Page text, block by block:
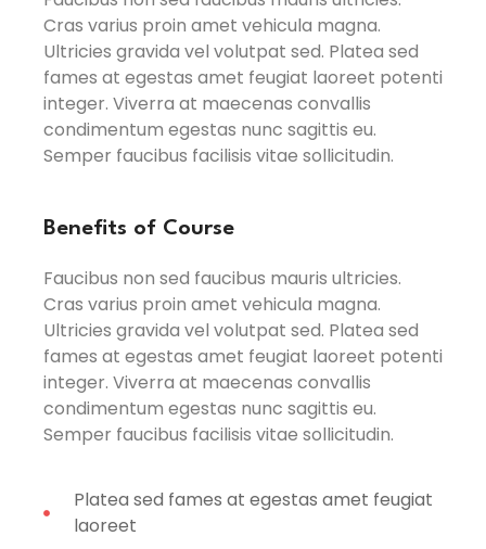
Cras varius proin amet vehicula magna.
Ultricies gravida vel volutpat sed. Platea sed
fames at egestas amet feugiat laoreet potenti
integer. Viverra at maecenas convallis
condimentum egestas nunc sagittis eu.
Semper faucibus facilisis vitae sollicitudin.
Benefits of Course
Faucibus non sed faucibus mauris ultricies.
Cras varius proin amet vehicula magna.
Ultricies gravida vel volutpat sed. Platea sed
fames at egestas amet feugiat laoreet potenti
integer. Viverra at maecenas convallis
condimentum egestas nunc sagittis eu.
Semper faucibus facilisis vitae sollicitudin.
Platea sed fames at egestas amet feugiat
laoreet